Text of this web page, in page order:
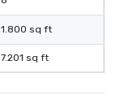
1.800 sq ft
7.201 sq ft